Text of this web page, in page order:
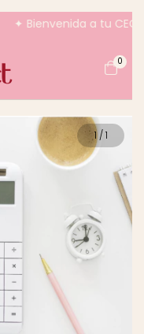
✦ Bienvenida a tu CEO
0
1/1